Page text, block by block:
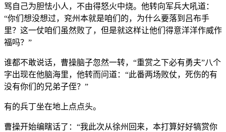
骂自己为胆怯小人，不由得怒火中烧。他转向军兵大吼道：
“你们想没想过，兖州本就是咱们的，为什么要落到吕布手
里？这一仗咱们虽然败了，但是就这样让他们得意洋洋作威作
福吗？”
谁都不敢说话，曹操脑子忽然一转，“重赏之下必有勇夫”八个
字出现在他脑海里，他转而问道：“此番两场败仗，死伤的有
没有你们的兄弟子侄？”
有的兵丁坐在地上点点头。
曹操开始编瞎话了：“我此次从徐州回来，本打算好好犒赏你